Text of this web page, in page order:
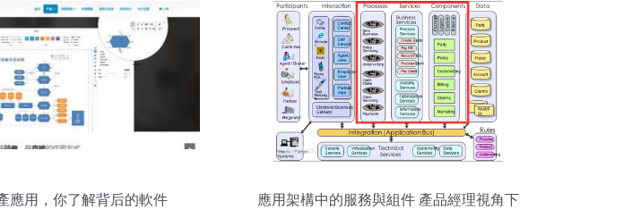
應用，你了解背后的軟件
應用架構中的服務與組件 產品經理視角下